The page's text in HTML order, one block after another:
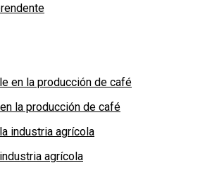
la producción de café
agrícola